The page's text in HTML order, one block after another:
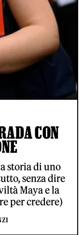
CON
storia di uno
senza dire
Maya e la
per credere)